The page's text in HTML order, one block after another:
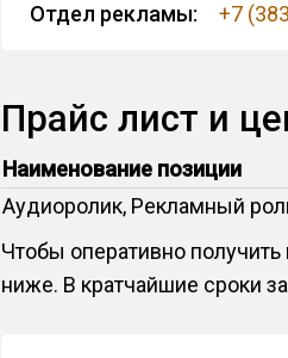
Отдел рекламы: +7
Прайс лист и
Наименование позиции
Аудиоролик, Рекламный
Чтобы оперативно
ниже. В кратчайшие сроки